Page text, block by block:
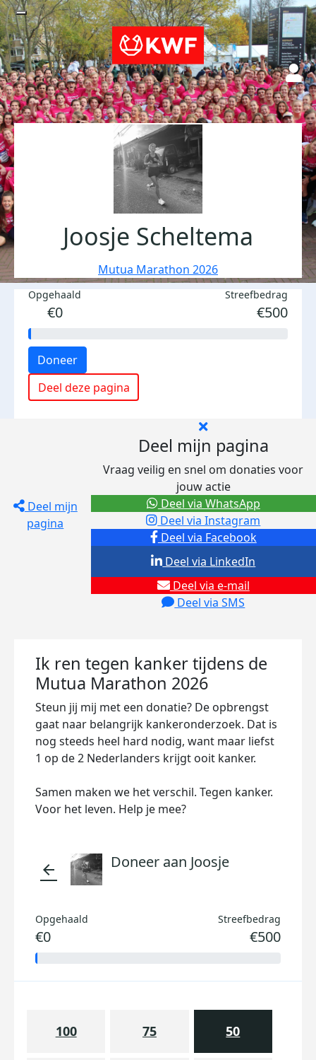
Joosje Scheltema
Mutua Marathon 2026
Opgehaald
€0
Streefbedrag
€500
Doneer
Deel deze pagina
Deel mijn
pagina
Deel mijn pagina
Vraag veilig en snel om donaties voor
jouw actie
Deel via Facebook
Deel via Instagram
Deel via e-mail
Deel via SMS
Deel via LinkedIn
Deel via WhatsApp
Ik ren tegen kanker tijdens de
Mutua Marathon 2026
Steun jij mij met een donatie? De opbrengst
gaat naar belangrijk kankeronderzoek. Dat is
nog steeds heel hard nodig, want maar liefst
1 op de 2 Nederlanders krijgt ooit kanker.
Samen maken we het verschil. Tegen kanker.
Voor het leven. Help je mee?
arrow_back Doneer aan Joosje
Opgehaald
€0
Streefbedrag
€500
100 75 50